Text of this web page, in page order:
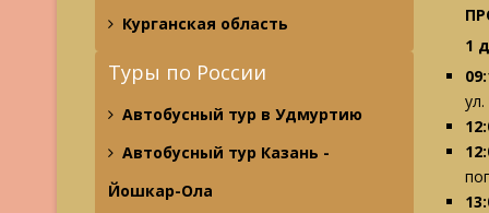
Курганская область
Туры по России
Автобусный тур в Удмуртию
Автобусный тур Казань -
Йошкар-Ола
1